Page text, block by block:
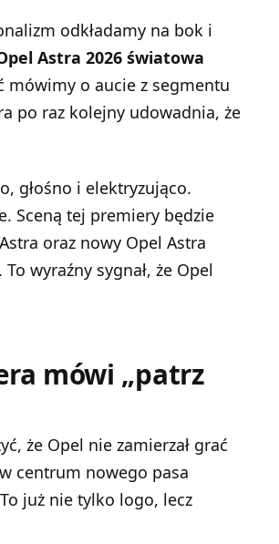
odkładamy na bok i
Astra 2026 światowa
mówimy o aucie z segmentu
po raz kolejny udowadnia, że
głośno i elektryzująco.
Sceną tej premiery będzie
oraz nowy Opel Astra
wyraźny sygnał, że Opel
mówi „patrz
że Opel nie zamierzał grać
w centrum nowego pasa
już nie tylko logo, lecz